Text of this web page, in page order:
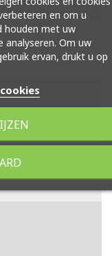
en om u
houden met uw
Om uw
ervan, drukt u op